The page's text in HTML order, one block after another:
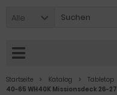
Alle
Startseite Katalog Tabletop
40-65 WH40K Missionsdeck 26-27